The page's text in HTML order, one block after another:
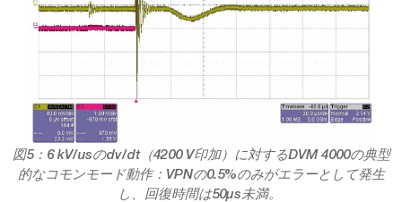
図5：6 kV/usのdv/dt（4200 V印加）に対するDVM 4000の典型
的なコモンモード動作：VPNの0.5%のみがエラーとして発生
し、回復時間は50μs未満。